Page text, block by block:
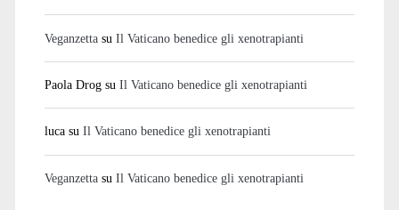
Veganzettasu Il Vaticano benedice gli xenotrapianti
Paola Drogsu Il Vaticano benedice gli xenotrapianti
lucasu Il Vaticano benedice gli xenotrapianti
Veganzettasu Il Vaticano benedice gli xenotrapianti